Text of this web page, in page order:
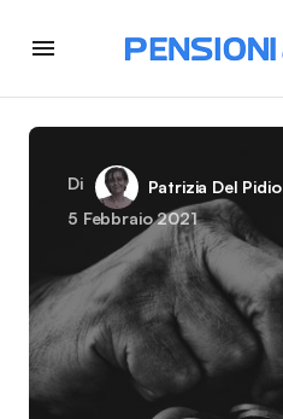
Di
Patrizia Del Pidio
5 Febbraio 2021